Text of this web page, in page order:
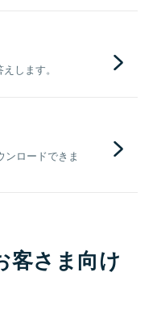
します。
ンロードできま
客さま向け